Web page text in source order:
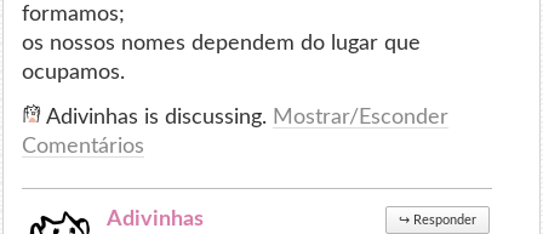
formamos;
os nossos nomes dependem do lugar que
ocupamos.
Adivinhas is discussing. Mostrar/Esconder
Comentários
Adivinhas ↪ Responder